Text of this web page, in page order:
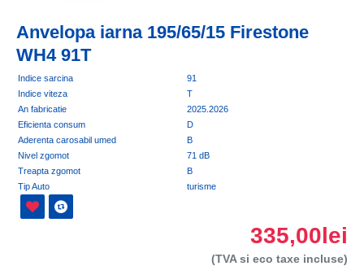
Anvelopa iarna 195/65/15 Firestone
WH4 91T
Indice sarcina
91
Indice viteza
T
An fabricatie
2025.2026
Eficienta consum
D
Aderenta carosabil umed
B
Nivel zgomot
71 dB
Treapta zgomot
B
Tip Auto
turisme
335,00lei
(TVA si eco taxe incluse)